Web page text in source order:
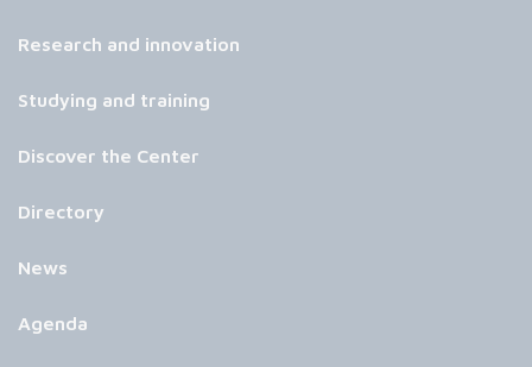
Research and innovation
Studying and training
Discover the Center
Directory
News
Agenda